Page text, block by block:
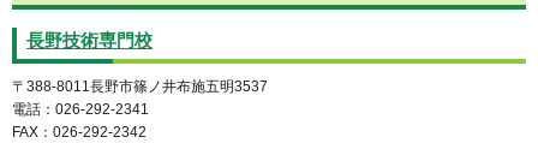
長野技術専門校
〒388-8011長野市篠ノ井布施五明3537
電話：026-292-2341
FAX：026-292-2342